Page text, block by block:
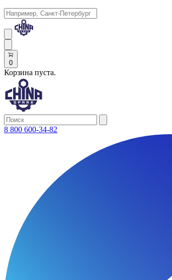
0
Корзина пуста.
8 800 600-34-82